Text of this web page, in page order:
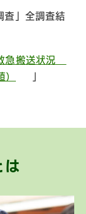
査」全調査結
急搬送状況
は